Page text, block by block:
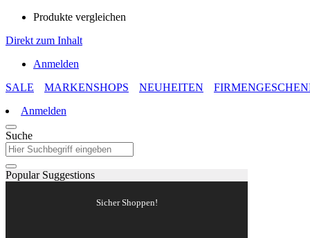
Produkte vergleichen
Direkt zum Inhalt
Anmelden
SALE
MARKENSHOPS NEUHEITEN
Anmelden
Suche
Popular Suggestions
Sicher Shoppen!